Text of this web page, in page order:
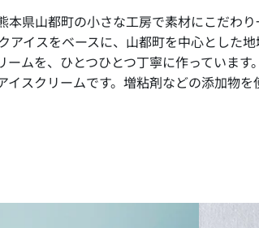
県山都町の小さな工房で素材にこだわ
イスをベースに、山都町を中心とした
ムを、ひとつひとつ丁寧に作っています。
スクリームです。増粘剤などの添加物